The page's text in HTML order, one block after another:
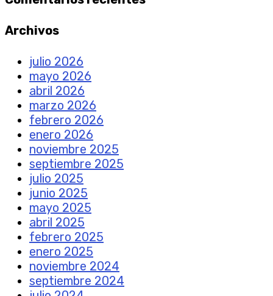
Archivos
julio 2026
mayo 2026
abril 2026
marzo 2026
febrero 2026
enero 2026
noviembre 2025
septiembre 2025
julio 2025
junio 2025
mayo 2025
abril 2025
febrero 2025
enero 2025
noviembre 2024
septiembre 2024